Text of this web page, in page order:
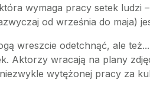
wymaga pracy setek
od września do maja)
wreszcie odetchnąć, ale
Aktorzy wracają na plany
wytężonej pracy za